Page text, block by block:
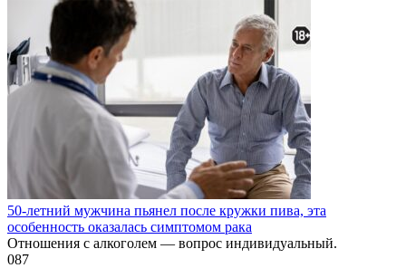
50-летний мужчина пьянел после кружки пива, эта
особенность оказалась симптомом рака
Отношения с алкоголем — вопрос индивидуальный.
087